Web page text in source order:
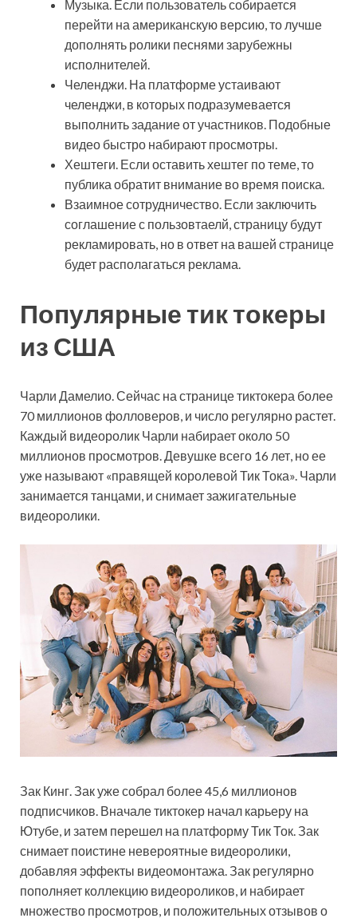
Музыка. Если пользователь собирается
перейти на американскую версию, то лучше
дополнять ролики песнями зарубежны
исполнителей.
Челенджи. На платформе устаивают
челенджи, в которых подразумевается
выполнить задание от участников. Подобные
видео быстро набирают просмотры.
Хештеги. Если оставить хештег по теме, то
публика обратит внимание во время поиска.
Взаимное сотрудничество. Если заключить
соглашение с пользовтаелй, страницу будут
рекламировать, но в ответ на вашей странице
будет располагаться реклама.
Популярные тик токеры
из США
Чарли Дамелио. Сейчас на странице тиктокера более
70 миллионов фолловеров, и число регулярно растет.
Каждый видеоролик Чарли набирает около 50
миллионов просмотров. Девушке всего 16 лет, но ее
уже называют «правящей королевой Тик Тока». Чарли
занимается танцами, и снимает зажигательные
видеоролики.
Зак Кинг. Зак уже собрал более 45,6 миллионов
подписчиков. Вначале тиктокер начал карьеру на
Ютубе, и затем перешел на платформу Тик Ток. Зак
снимает поистине невероятные видеоролики,
добавляя эффекты видеомонтажа. Зак регулярно
пополняет коллекцию видеороликов, и набирает
множество просмотров, и положительных отзывов о